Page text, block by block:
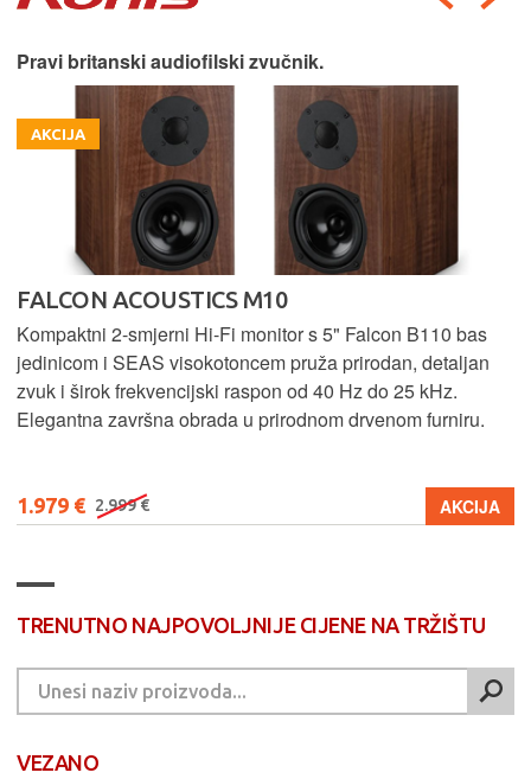
Pravi britanski audiofilski zvučnik.
AKCIJA
FALCON ACOUSTICS M10
Kompaktni 2-smjerni Hi-Fi monitor s 5" Falcon B110 bas
jedinicom i SEAS visokotoncem pruža prirodan, detaljan
zvuk i širok frekvencijski raspon od 40 Hz do 25 kHz.
Elegantna završna obrada u prirodnom drvenom furniru.
1.979 € 2.999 € AKCIJA
TRENUTNO NAJPOVOLJNIJE CIJENE NA TRŽIŠTU
VEZANO